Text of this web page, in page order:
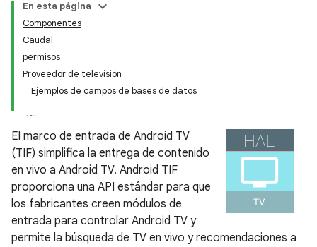
En esta página
Componentes
Caudal
permisos
Proveedor de televisión
Ejemplos de campos de bases de datos
El marco de entrada de Android TV
(TIF) simplifica la entrega de contenido
en vivo a Android TV. Android TIF
proporciona una API estándar para que
los fabricantes creen módulos de
entrada para controlar Android TV y
permite la búsqueda de TV en vivo y recomendaciones a